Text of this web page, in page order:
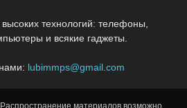
технологий: телефоны,
и всякие гаджеты.
lubimmps@gmail.com
материалов возможно